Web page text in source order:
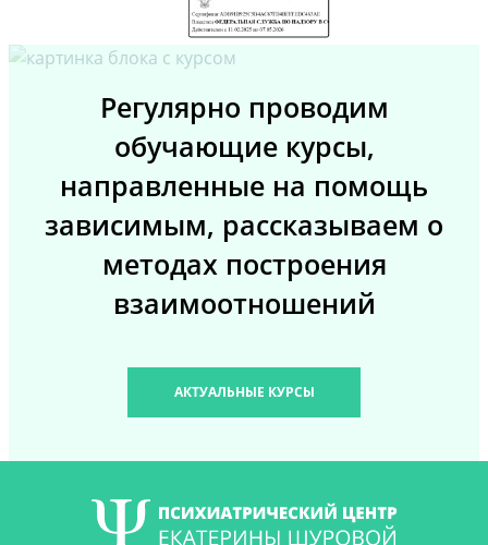
Регулярно проводим
обучающие курсы,
направленные на помощь
зависимым, рассказываем о
методах построения
взаимоотношений
АКТУАЛЬНЫЕ КУРСЫ